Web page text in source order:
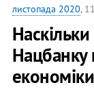
листопада 2020,
Нацбанку